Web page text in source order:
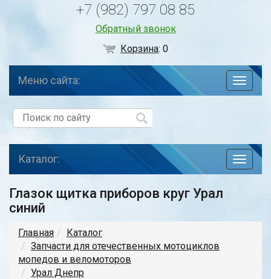
+7 (982) 797 08 85
Обратный звонок
Корзина:0
по
Меню сайта:
toggle
Каталог:
Глазок щитка приборов круг Урал
синий
Главная
Каталог
Запчасти для отечественных мотоциклов
мопедов и веломоторов
Урал Днепр